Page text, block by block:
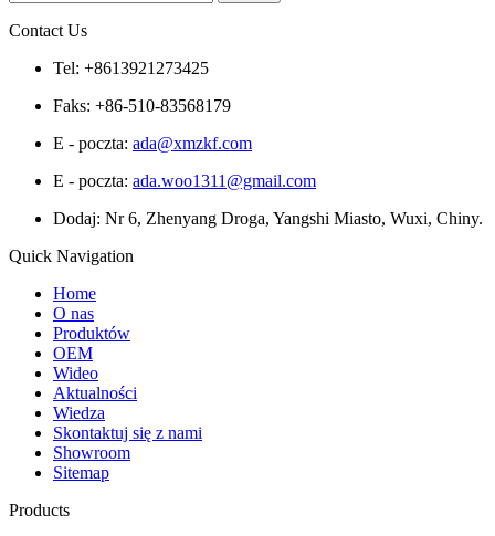
Contact Us
Tel: +8613921273425
Faks: +86-510-83568179
E - poczta: ada@xmzkf.com
E - poczta: ada.woo1311@gmail.com
Dodaj: Nr 6, Zhenyang Droga, Yangshi Miasto, Wuxi, Chiny.
Quick Navigation
Home
O nas
Produktów
OEM
Wideo
Aktualności
Wiedza
Skontaktuj się z nami
Showroom
Sitemap
Products